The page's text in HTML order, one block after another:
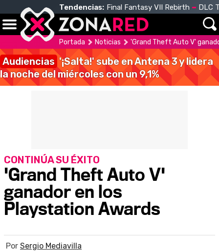
Tendencias: Final Fantasy VII Rebirth DLC
Portada Noticias 'Grand Theft Auto V'
Audiencias '¡Salta!' sube en Antena 3 y lidera
la noche del miércoles con un 9,1%
'Grand Theft Auto V'
ganador en los
Playstation Awards
CONTINÚA SU ÉXITO
Por Sergio Mediavilla